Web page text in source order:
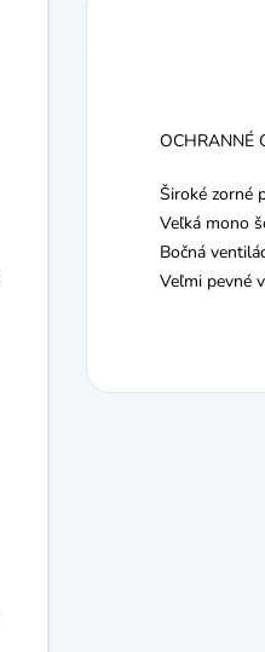
OCHRANNÉ
Široké zorné
Veľká mono
Bočná
Veľmi pevné